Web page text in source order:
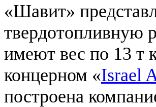
«Шавит»
твердотопливную
имеют вес по 13 т
концерном «Israel
построена